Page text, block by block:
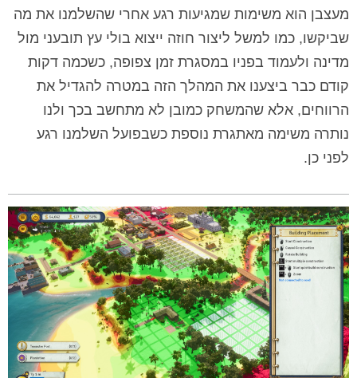
מעצבן הוא משימות שמגיעות רגע אחרי שהשלמנו את מה
שביקשו, כמו למשל ליצור חוזה ייצוא בולי עץ תובעני מול
מדינה ולעמוד בפניו במסגרת זמן צפופה, כשכמה דקות
קודם כבר ביצענו את המהלך הזה במטרה להגדיל את
הרווחים, אלא שהמשחק כמובן לא מתחשב בכך ולנו
נותרה משימה מאתגרת נוספת כשבפועל השלמנו רגע
לפני כן.